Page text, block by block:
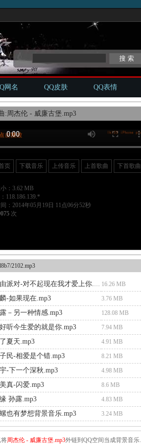
网名 QQ皮肤 QQ表情
:周杰伦 - 威廉古堡.mp3
页 下载音乐 上传音乐 上首歌曲 下首歌曲
：3.62 MB
118.186.139.*
间：2014年05月19日 11点06分52秒
次
2102.mp3
自由派对-对不起现在我才爱上你.mp3 16.26 MB
-如果现在.mp3 3.76 MB
－另一种情感.mp3 128.08 MB
听今生爱的就是你.mp3 7.94 MB
夏天.mp3 4.91 MB
民-相爱是个错.mp3 8.21 MB
-下一个深秋.mp3 4.98 MB
真-闪爱.mp3 8.6 MB
孙露.mp3 4.83 MB
也有梦想背景音乐.mp3 3.24 MB
周杰伦 - 威廉古堡.mp3外链到QQ空间当成背景音乐.